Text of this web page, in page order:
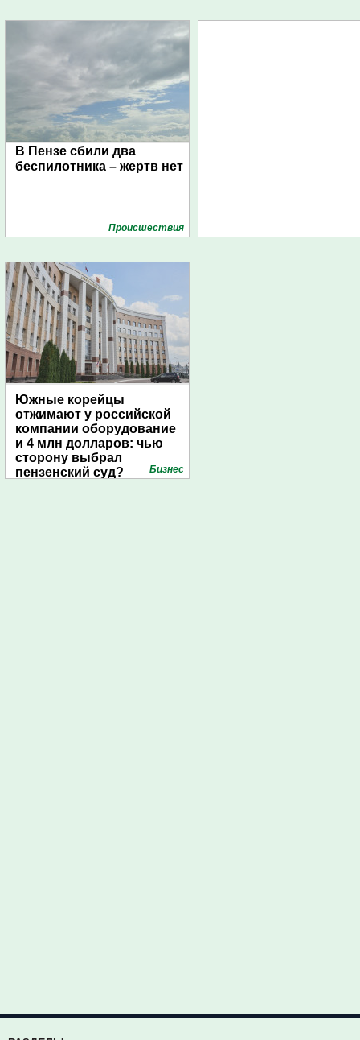
В Пензе сбили два
беспилотника – жертв нет
Проиcшествия
Южные корейцы
отжимают у российской
компании оборудование
и 4 млн долларов: чью
сторону выбрал
пензенский суд?
Бизнес